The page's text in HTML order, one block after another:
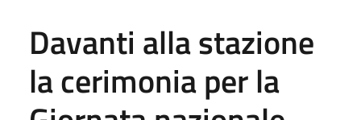
Davanti alla stazione
la cerimonia per la